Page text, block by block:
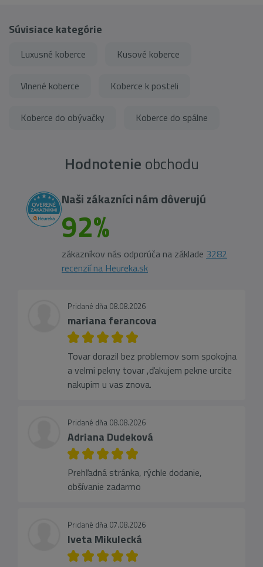
Súvisiace kategórie
Luxusné koberce Kusové koberce
Vlnené koberce Koberce k posteli
Koberce do obývačky Koberce do spálne
Hodnotenie obchodu
Naši zákazníci nám dôverujú
92%
zákazníkov nás odporúča na základe 3282
recenzií na Heureka.sk
Pridané dňa 08.08.2026
mariana ferancova
Tovar dorazil bez problemov som spokojna
a velmi pekny tovar ,ďakujem pekne urcite
nakupim u vas znova.
Pridané dňa 08.08.2026
Adriana Dudeková
Prehľadná stránka, rýchle dodanie,
obšívanie zadarmo
Pridané dňa 07.08.2026
Iveta Mikulecká